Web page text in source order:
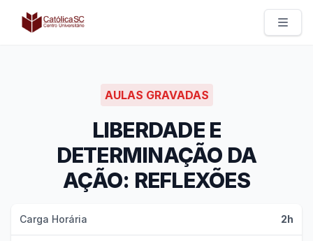
Católica SC | Experts
AULAS GRAVADAS
LIBERDADE E
DETERMINAÇÃO DA
AÇÃO: REFLEXÕES
Carga Horária 2h